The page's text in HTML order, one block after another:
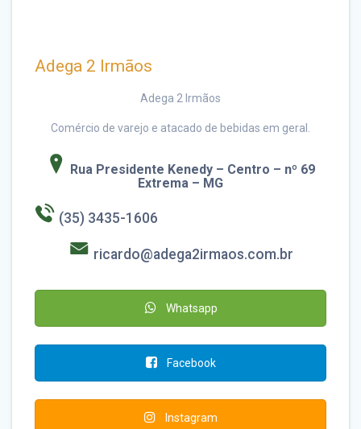
Adega 2 Irmãos
Adega 2 Irmãos
Comércio de varejo e atacado de bebidas em geral.
Rua Presidente Kenedy – Centro – nº 69
Extrema – MG
(35) 3435-1606
ricardo@adega2irmaos.com.br
Whatsapp
Facebook
Instagram